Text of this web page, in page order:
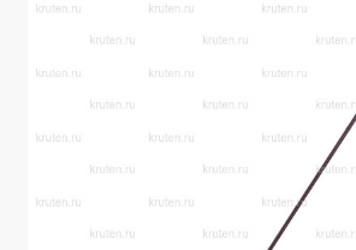
Политика в отношении обработки